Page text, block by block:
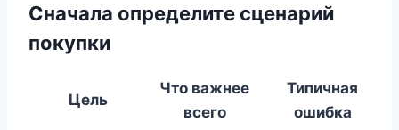
Сначала определите сценарий
покупки
Цель
Что важнее
всего
Типичная
ошибка